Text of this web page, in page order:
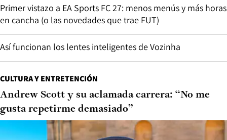
Primer vistazo a EA Sports FC 27: menos menús y más horas
en cancha (o las novedades que trae FUT)
Así funcionan los lentes inteligentes de Vozinha
CULTURA Y ENTRETENCIÓN
Andrew Scott y su aclamada carrera: “No me
gusta repetirme demasiado”